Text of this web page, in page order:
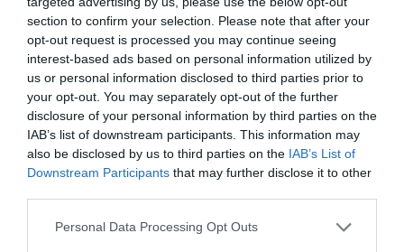
section to confirm your selection. Please note that after your
opt-out request is processed you may continue seeing
interest-based ads based on personal information utilized by
us or personal information disclosed to third parties prior to
your opt-out. You may separately opt-out of the further
disclosure of your personal information by third parties on the
IAB’s list of downstream participants. This information may
also be disclosed by us to third parties on the IAB’s List of
Downstream Participants that may further disclose it to other
Personal Data Processing Opt Outs
bandera.
Sería un gran error no aprovechar ese
y dejar que se perdiera. Tengo que rodearme de
ellos para poder capitalizar al máximo el interés que
han mostrado para ayudar al Real Valladolid”, ha
asegurado. Y mientras unos llegan, otros marchan:
Enrique Uruñuela, copresidente del club hasta la
fecha,sale del club para centrarse en proyectos de
Ignite en Méxicoy el resto del continente americano.
inteligencia de mercado de 2Playbook, cuya plataforma